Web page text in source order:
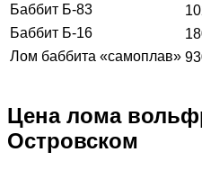
Баббит Б-83
Баббит Б-16
Лом баббита «самоплав»
Цена лома
Островском